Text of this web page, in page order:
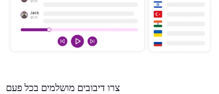
צרו דיבובים מושלמים בכל פעם